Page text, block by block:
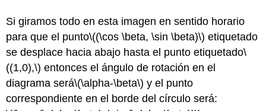
Si giramos todo en esta imagen en sentido horario
para que el punto\((\cos \beta, \sin \beta)\) etiquetado
se desplace hacia abajo hasta el punto etiquetado\
((1,0),\) entonces el ángulo de rotación en el
diagrama será\(\alpha-\beta\) y el punto
correspondiente en el borde del círculo será: